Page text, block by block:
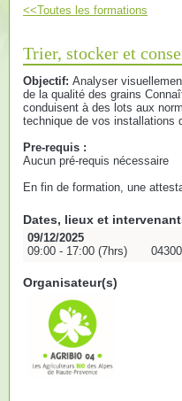
<<Toutes les formations
Trier, stocker et
Objectif: Analyser
de la qualité des grains
conduisent à des lots aux
technique de vos installations
Pre-requis :
Aucun pré-requis nécessaire
En fin de formation, une
Dates, lieux et
09/12/2025
09:00 - 17:00 (7hrs)
Organisateur(s)